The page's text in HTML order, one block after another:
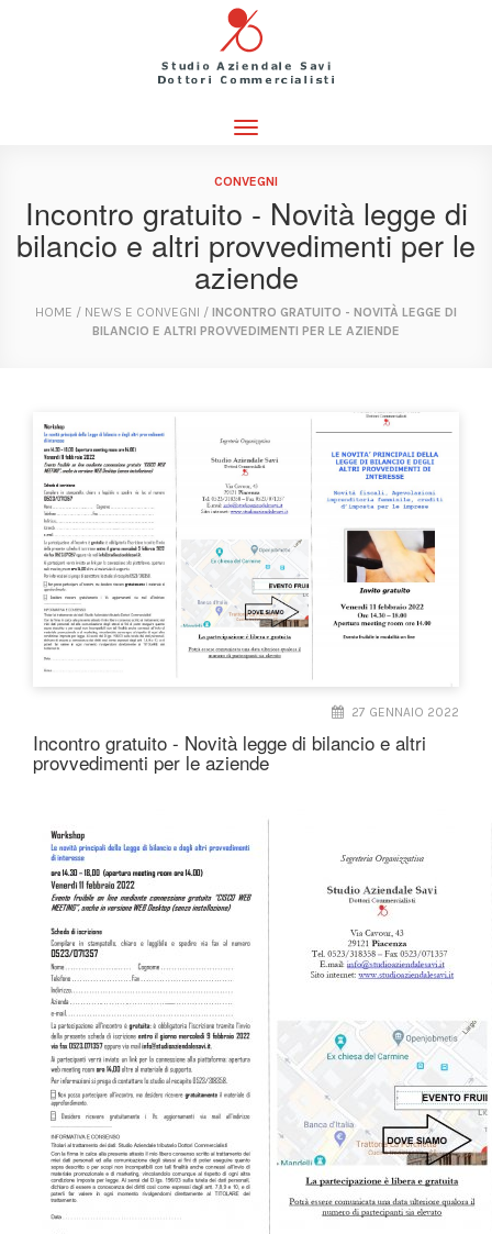
Toggle
CONVEGNI
Incontro gratuito - Novità legge di
bilancio e altri provvedimenti per le
aziende
HOME / NEWS E CONVEGNI / INCONTRO GRATUITO - NOVITÀ LEGGE DI
BILANCIO E ALTRI PROVVEDIMENTI PER LE AZIENDE
27 GENNAIO 2022
Incontro gratuito - Novità legge di bilancio e altri
provvedimenti per le aziende